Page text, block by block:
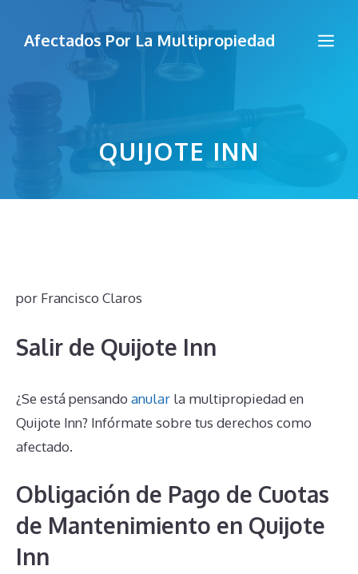
Afectados Por La Multipropiedad
QUIJOTE INN
por Francisco Claros
Salir de Quijote Inn
¿Se está pensando anular la multipropiedad en
Quijote Inn? Infórmate sobre tus derechos como
afectado.
Obligación de Pago de Cuotas
de Mantenimiento en Quijote
Inn